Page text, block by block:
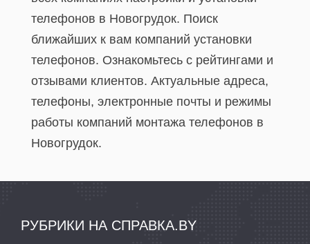
телефонов в Новогрудок. Поиск
ближайших к вам компаний установки
телефонов. Ознакомьтесь с рейтингами и
отзывами клиентов. Актуальные адреса,
телефоны, электронные почты и режимы
работы компаний монтажа телефонов в
Новогрудок.
РУБРИКИ НА СПРАВКА.BY